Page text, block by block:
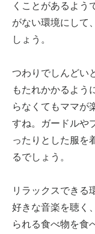
くことがあるよう
がない環境にして
しょう。
つわりでしんどい
もたれかかるよう
らなくてもママが
すね。ガードルや
ったりとした服を
るでしょう。
リラックスできる
好きな音楽を聴く
られる食べ物を食